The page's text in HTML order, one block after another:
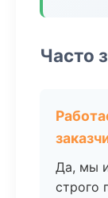
Часто
Да, мы
строго